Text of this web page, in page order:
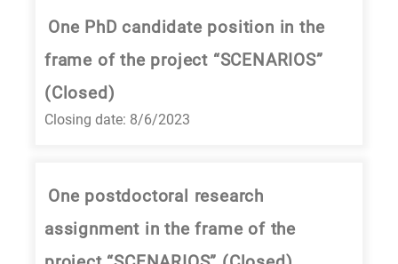
One PhD candidate position in the
frame of the project “SCENARIOS”
(Closed)
Closing date: 8/6/2023
One postdoctoral research
assignment in the frame of the